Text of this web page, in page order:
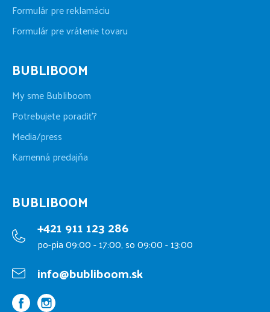
Formulár pre reklamáciu
Formulár pre vrátenie tovaru
BUBLIBOOM
My sme Bubliboom
Potrebujete poradiť?
Media/press
Kamenná predajňa
BUBLIBOOM
+421 911 123 286
po-pia 09:00 - 17:00, so 09:00 - 13:00
info@bubliboom.sk